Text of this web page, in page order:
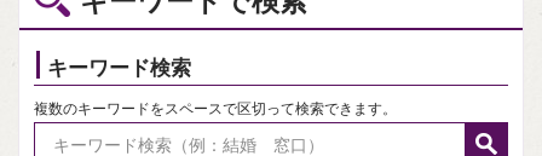
キーワード検索
複数のキーワードをスペースで区切って検索できます。